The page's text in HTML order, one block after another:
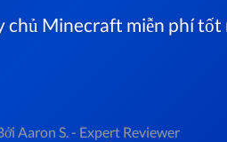
chủ Minecraft miễn phí
Aaron S. - Expert Reviewer